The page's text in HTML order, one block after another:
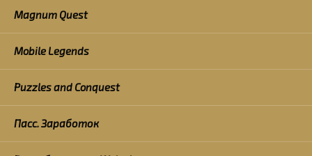
Magnum Quest
Mobile Legends
Puzzles and Conquest
Пасс. Заработок